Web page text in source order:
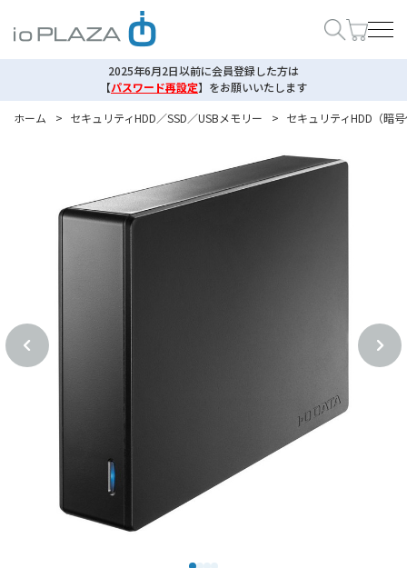
2025年6月2日以前に会員登録した方は
【パスワード再設定】 をお願いいたします
ホーム
> セキュリティHDD／SSD／USBメモリー > セキュリティHDD（暗